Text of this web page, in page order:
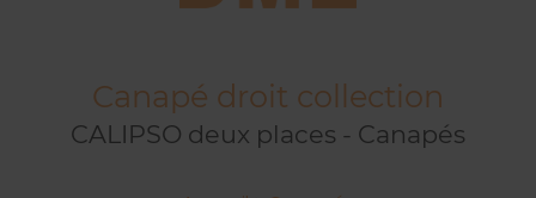
Canapé droit collection
CALIPSO deux places - Canapés